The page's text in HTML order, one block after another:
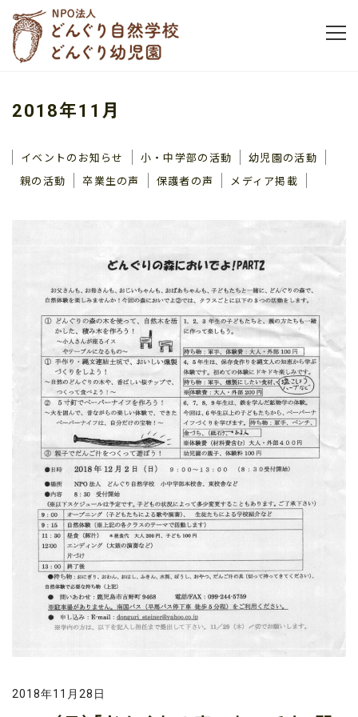
2018年11月
イベントのお知らせ 小・中学部の活動
幼児園の活動
親の活動
卒業生の声 保護者の声 メディア掲載
2018年11月28日